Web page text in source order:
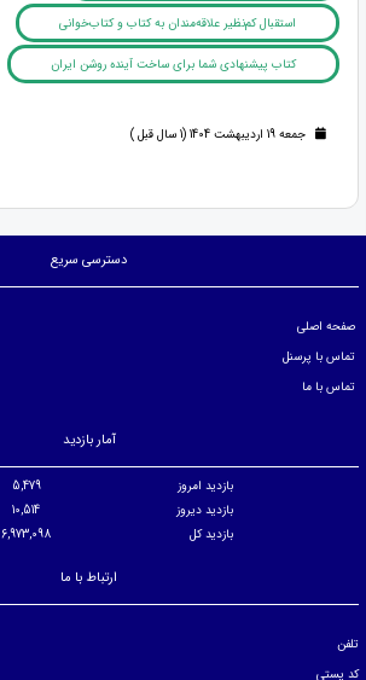
استقبال کم‌نظیر علاقه‌مندان به کتاب و کتاب‌خوانی
کتاب پیشنهادی شما برای ساخت آینده روشن ایران
جمعه 19 اردیبهشت 1404 (1 سال قبل )
دسترسی سریع
صفحه اصلی
تماس با پرسنل
تماس با ما
آمار بازدید
بازدید امروز
5,479
بازدید دیروز
10,514
بازدید کل
6,973,098
ارتباط با ما
تلفن
کد پستی